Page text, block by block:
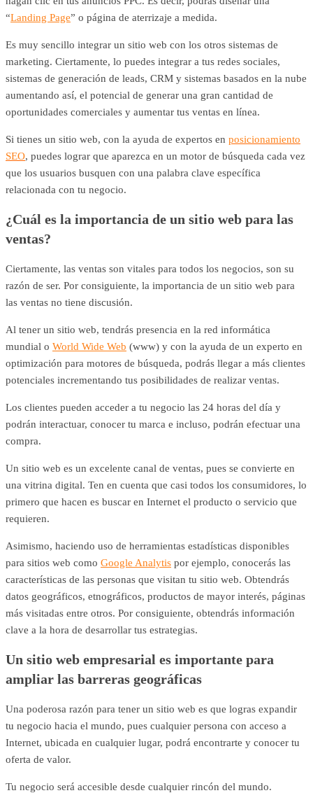
“Landing Page” o página de aterrizaje a medida.
Es muy sencillo integrar un sitio web con los otros sistemas de
marketing. Ciertamente, lo puedes integrar a tus redes sociales,
sistemas de generación de leads, CRM y sistemas basados ​​en la nube
aumentando así, el potencial de generar una gran cantidad de
oportunidades comerciales y aumentar tus ventas en línea.
Si tienes un sitio web, con la ayuda de expertos en posicionamiento
SEO, puedes lograr que aparezca en un motor de búsqueda cada vez
que los usuarios busquen con una palabra clave específica
relacionada con tu negocio.
¿Cuál es la importancia de un sitio web para las
ventas?
Ciertamente, las ventas son vitales para todos los negocios, son su
razón de ser. Por consiguiente, la importancia de un sitio web para
las ventas no tiene discusión.
Al tener un sitio web, tendrás presencia en la red informática
mundial o World Wide Web (www) y con la ayuda de un experto en
optimización para motores de búsqueda, podrás llegar a más clientes
potenciales incrementando tus posibilidades de realizar ventas.
Los clientes pueden acceder a tu negocio las 24 horas del día y
podrán interactuar, conocer tu marca e incluso, podrán efectuar una
compra.
Un sitio web es un excelente canal de ventas, pues se convierte en
una vitrina digital. Ten en cuenta que casi todos los consumidores, lo
primero que hacen es buscar en Internet el producto o servicio que
requieren.
Asimismo, haciendo uso de herramientas estadísticas disponibles
para sitios web como Google Analytis por ejemplo, conocerás las
características de las personas que visitan tu sitio web. Obtendrás
datos geográficos, etnográficos, productos de mayor interés, páginas
más visitadas entre otros. Por consiguiente, obtendrás información
clave a la hora de desarrollar tus estrategias.
Un sitio web empresarial es importante para
ampliar las barreras geográficas
Una poderosa razón para tener un sitio web es que logras expandir
tu negocio hacia el mundo, pues cualquier persona con acceso a
Internet, ubicada en cualquier lugar, podrá encontrarte y conocer tu
oferta de valor.
Tu negocio será accesible desde cualquier rincón del mundo.